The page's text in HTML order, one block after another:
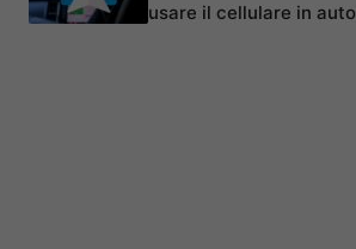
usare il cellulare in auto